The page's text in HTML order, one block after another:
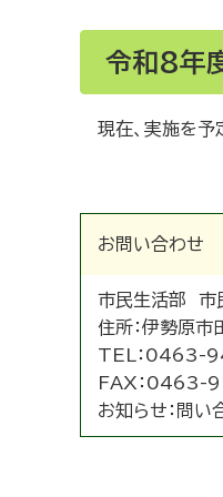
令和8年
現在、実施を予
お問い合わせ
市民生活部 市
住所：伊勢原市
TEL： 0463-
FAX： 0463-
お知らせ： 問い